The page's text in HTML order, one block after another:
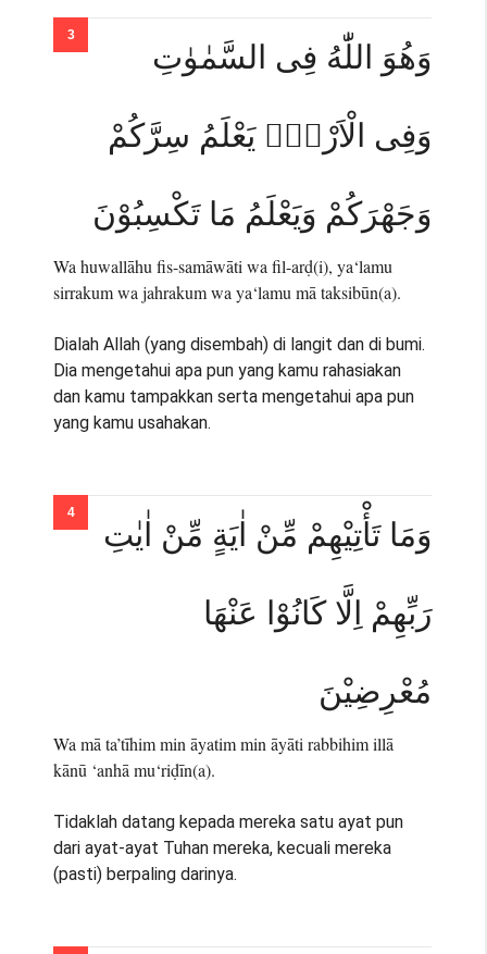
وَهُوَ اللّٰهُ فِى السَّمٰوٰتِ
وَفِى الْاَرْضِۗ يَعْلَمُ سِرَّكُمْ
وَجَهْرَكُمْ وَيَعْلَمُ مَا تَكْسِبُوْنَ
Wa huwallāhu fis-samāwāti wa fil-arḍ(i), ya‘lamu
sirrakum wa jahrakum wa ya‘lamu mā taksibūn(a).
Dialah Allah (yang disembah) di langit dan di bumi.
Dia mengetahui apa pun yang kamu rahasiakan
dan kamu tampakkan serta mengetahui apa pun
yang kamu usahakan.
وَمَا تَأْتِيْهِمْ مِّنْ اٰيَةٍ مِّنْ اٰيٰتِ
رَبِّهِمْ اِلَّا كَانُوْا عَنْهَا
مُعْرِضِيْنَ
Wa mā ta’tīhim min āyatim min āyāti rabbihim illā
kānū ‘anhā mu‘riḍīn(a).
Tidaklah datang kepada mereka satu ayat pun
dari ayat-ayat Tuhan mereka, kecuali mereka
(pasti) berpaling darinya.